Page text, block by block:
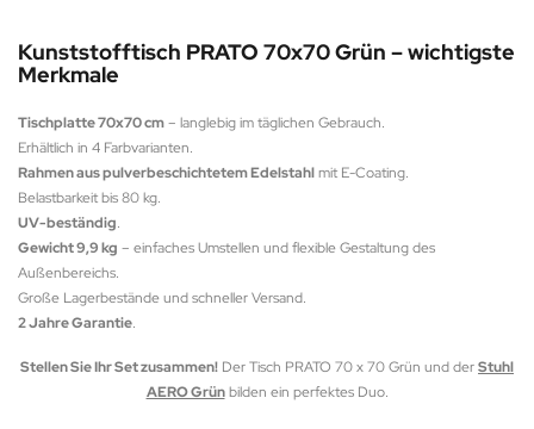
Kunststofftisch PRATO 70x70 Grün – wichtigste
Merkmale
Tischplatte 70x70 cm– langlebig im täglichen Gebrauch.
Erhältlich in 4 Farbvarianten.
Rahmen aus pulverbeschichtetem Edelstahlmit E-Coating.
Belastbarkeit bis 80 kg.
UV-beständig.
Gewicht 9,9 kg – einfaches Umstellen und flexible Gestaltung des
Außenbereichs.
Große Lagerbestände und schneller Versand.
2 Jahre Garantie.
Stellen Sie Ihr Set zusammen! Der Tisch PRATO 70 x 70 Grün und derStuhl
AERO Grünbilden ein perfektes Duo.